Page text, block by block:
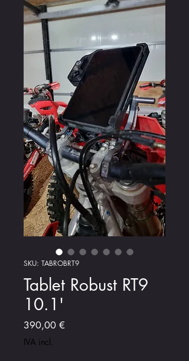
SKU: TABROBRT9
Tablet Robust RT9
10.1'
390,00 €
IVA incl.